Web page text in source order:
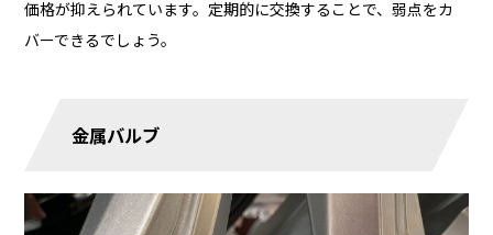
価格が抑えられています。定期的に交換することで、弱点をカ
バーできるでしょう。
金属バルブ